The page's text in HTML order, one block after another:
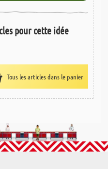
pour cette idée
Tous les articles dans le panier